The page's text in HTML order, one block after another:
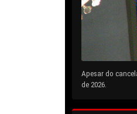
Apesar do
de 2026.